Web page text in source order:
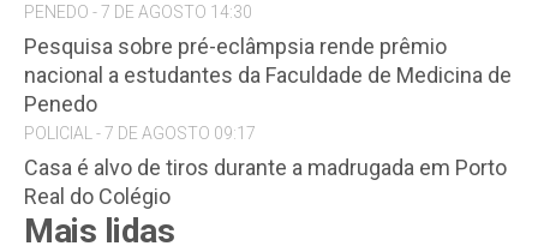
PENEDO - 7 DE AGOSTO 14:30
Pesquisa sobre pré-eclâmpsia rende prêmio
nacional a estudantes da Faculdade de Medicina de
Penedo
POLICIAL - 7 DE AGOSTO 09:17
Casa é alvo de tiros durante a madrugada em Porto
Real do Colégio
Mais lidas